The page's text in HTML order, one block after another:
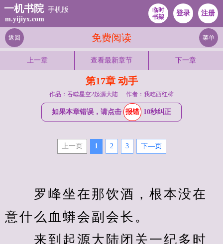
一机书院 手机版
m.yijiyx.com
临时
书架
登录 注册
免费阅读
返回 菜单
上一章 查看最新章节 下一章
第17章 动手
作品：吞噬星空2起源大陆 作者：我吃西红柿
如果本章错误，请点击 报错 10秒纠正
上一页 1 2 3 下—页
罗峰坐在那饮酒，根本没在
意什么血蟒会副会长。
来到起源大陆闭关一纪多时